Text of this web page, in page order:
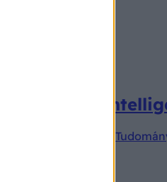
az Eötvös Loránd